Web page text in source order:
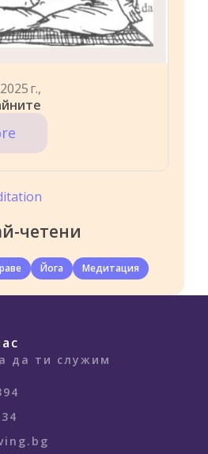
г.,
четени
Йога Медитация
да ти служим